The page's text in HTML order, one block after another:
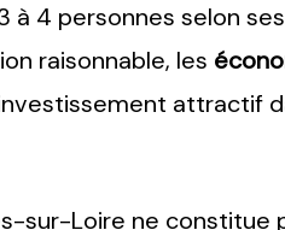
4 personnes selon
raisonnable, les
attractif
sur-Loire ne constitue